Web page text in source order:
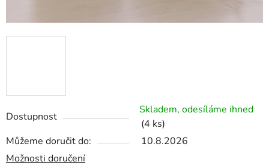
Dostupnost
Skladem, odesíláme ihned
(4 ks)
Můžeme doručit do:
10.8.2026
Možnosti doručení